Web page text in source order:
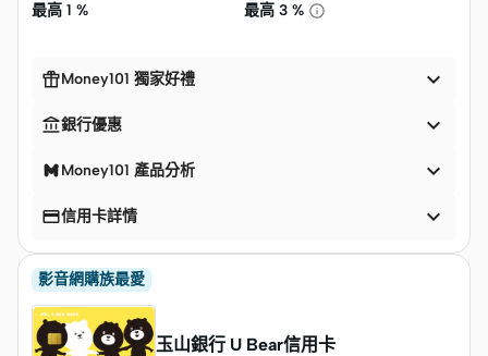
最高 1 % 最高 3 %
Money101 獨家好禮 
銀行優惠 
Money101 產品分析 
信用卡詳情 
影音網購族最愛
玉山銀行 U Bear信用卡